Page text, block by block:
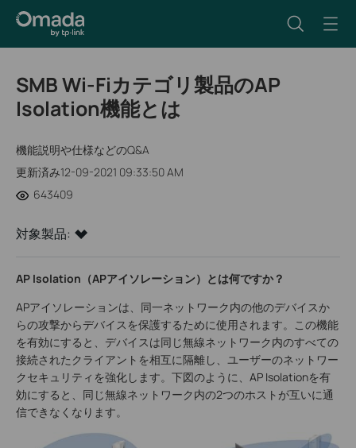
SMB Wi-Fiカテゴリ製品のAP
Isolation機能とは
機能説明や仕様などのQ&A
更新済み12-09-2021 09:33:50 AM
643409
対象製品:
AP Isolation（APアイソレーション）とは何ですか？
APアイソレーションは、同一ネットワーク内の他のデバイスか
らの攻撃からデバイスを保護するために使用されます。この機能
を有効にすると、デバイスは同じ無線ネットワーク内のすべての
接続されたクライアントを相互に隔離し、ユーザーのネットワー
クセキュリティを強化します。下図のように、AP Isolationを有
効にすると、同じ無線ネットワーク内の2つのホストが互いに通
信できなくなります。